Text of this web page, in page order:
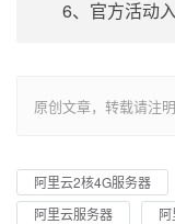
6、官方活动
原创文章，转载请注
阿里云2核4G服务器
阿里云服务器